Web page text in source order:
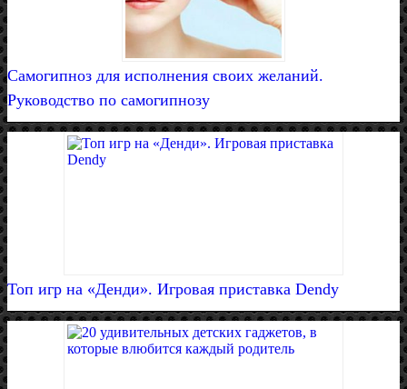
Самогипноз для исполнения своих желаний.
Руководство по самогипнозу
Топ игр на «Денди». Игровая приставка Dendy